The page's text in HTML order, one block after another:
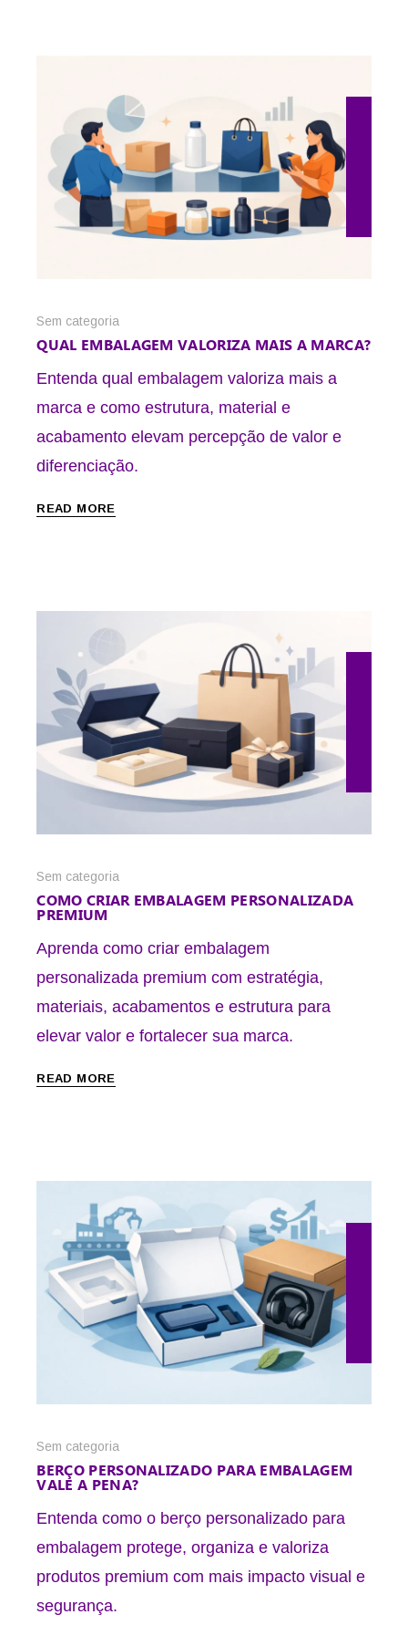
Sem categoria
QUAL EMBALAGEM VALORIZA MAIS A MARCA?
Entenda qual embalagem valoriza mais a
marca e como estrutura, material e
acabamento elevam percepção de valor e
diferenciação.
READ MORE
Sem categoria
COMO CRIAR EMBALAGEM PERSONALIZADA
PREMIUM
Aprenda como criar embalagem
personalizada premium com estratégia,
materiais, acabamentos e estrutura para
elevar valor e fortalecer sua marca.
READ MORE
Sem categoria
BERÇO PERSONALIZADO PARA EMBALAGEM
VALE A PENA?
Entenda como o berço personalizado para
embalagem protege, organiza e valoriza
produtos premium com mais impacto visual e
segurança.